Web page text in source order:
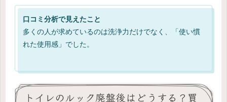
口コミ分析で見えたこと
多くの人が求めているのは洗浄力だけでなく、「使い慣
れた使用感」でした。
トイレのルック廃盤後はどうする？買